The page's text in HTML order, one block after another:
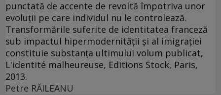
punctată de accente de revoltă împotriva unor
evoluţii pe care individul nu le controlează.
Transformările suferite de identitatea franceză
sub impactul hipermodernităţii şi al imigraţiei
constituie substanţa ultimului volum publicat,
L'identité malheureuse, Editions Stock, Paris,
2013.
Petre RĂILEANU